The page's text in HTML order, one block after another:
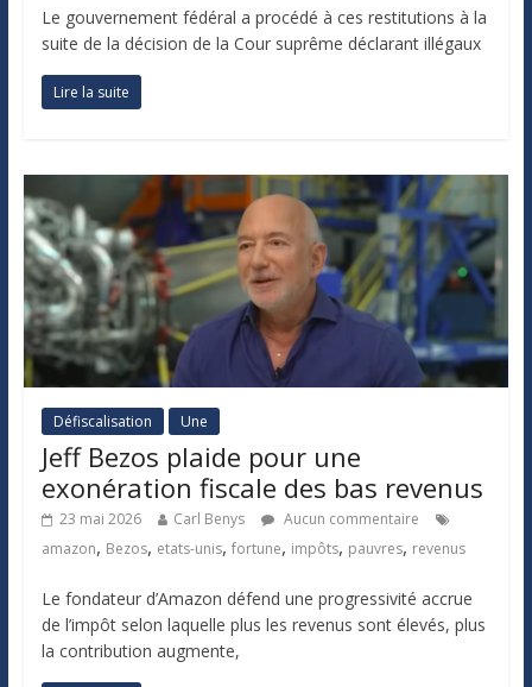
Le gouvernement fédéral a procédé à ces restitutions à la
suite de la décision de la Cour suprême déclarant illégaux
Lire la suite
Défiscalisation Une
Jeff Bezos plaide pour une
exonération fiscale des bas revenus
23 mai 2026 Carl Benys
Aucun commentaire
amazon, Bezos, etats-unis, fortune, impôts, pauvres, revenus
Le fondateur d’Amazon défend une progressivité accrue
de l’impôt selon laquelle plus les revenus sont élevés, plus
la contribution augmente,